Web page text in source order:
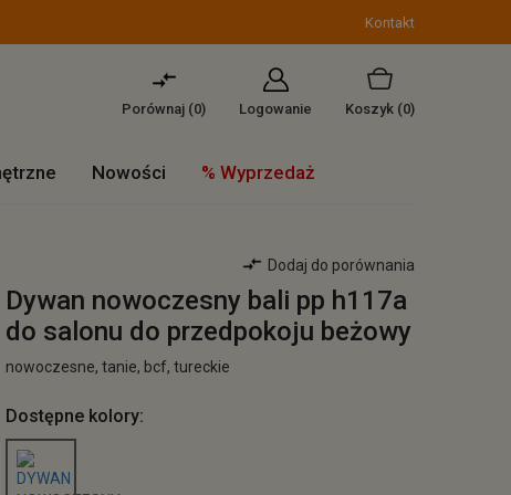
Kontakt
Porównaj (0) Logowanie Koszyk (0)
Nowości % Wyprzedaż
Dodaj do porównania
Dywan nowoczesny bali pp h117a
do salonu do przedpokoju beżowy
nowoczesne, tanie, bcf, tureckie
Dostępne kolory: